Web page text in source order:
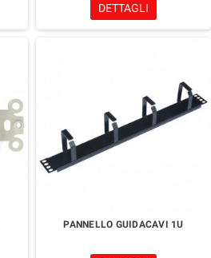
DETTAGLI
PANNELLO GUIDACAVI 1U